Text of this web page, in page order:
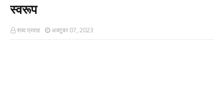
स्वरूप
शब्द प्रवाह अक्टूबर 07, 2023